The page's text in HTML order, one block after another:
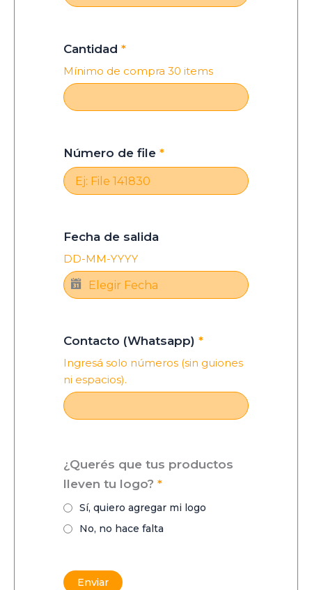
Cantidad *
Mínimo de compra 30 items
Número de file *
Fecha de salida
DD-MM-YYYY
Contacto (Whatsapp) *
Ingresá solo números (sin guiones
ni espacios).
¿Querés que tus productos
lleven tu logo? *
Sí, quiero agregar mi logo
No, no hace falta
Enviar